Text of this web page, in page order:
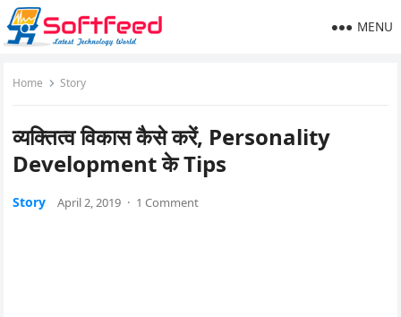
MENU
Home Story
व्यक्तित्व विकास कैसे करें, Personality
Development के Tips
Story April 2, 2019 · 1 Comment